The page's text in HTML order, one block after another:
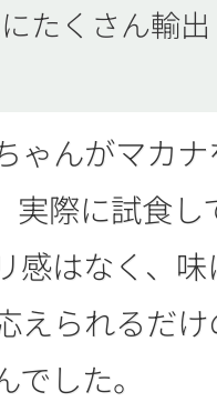
たくさん輸
ゃんがマカ
実際に試食
感はなく、
えられるだ
した。